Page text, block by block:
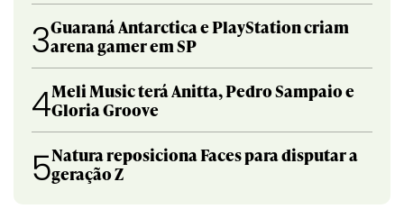
3Guaraná Antarctica e PlayStation criam
arena gamer em SP
4Meli Music terá Anitta, Pedro Sampaio e
Gloria Groove
5Natura reposiciona Faces para disputar a
geração Z